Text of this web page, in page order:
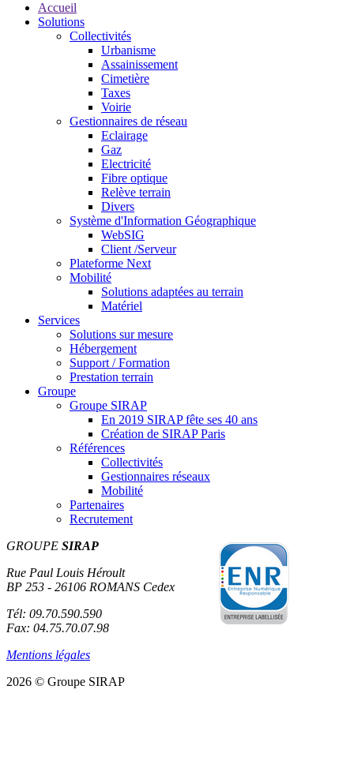
Accueil
Solutions
Collectivités
Urbanisme
Assainissement
Cimetière
Taxes
Voirie
Gestionnaires de réseau
Eclairage
Gaz
Electricité
Fibre optique
Relève terrain
Divers
Système d'Information Géographique
WebSIG
Client /Serveur
Plateforme Next
Mobilité
Solutions adaptées au terrain
Matériel
Services
Solutions sur mesure
Hébergement
Support / Formation
Prestation terrain
Groupe
Groupe SIRAP
En 2019 SIRAP fête ses 40 ans
Création de SIRAP Paris
Références
Collectivités
Gestionnaires réseaux
Mobilité
Partenaires
Recrutement
GROUPE SIRAP
Rue Paul Louis Héroult
BP 253 - 26106 ROMANS Cedex
Tél: 09.70.590.590
Fax: 04.75.70.07.98
Mentions légales
2026 © Groupe SIRAP